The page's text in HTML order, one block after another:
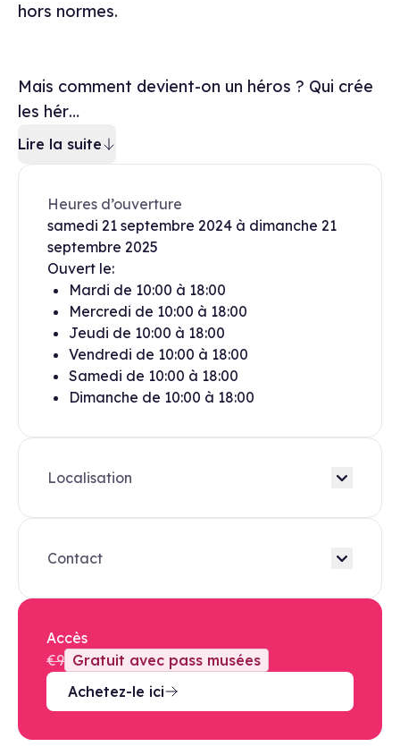
hors normes.
Mais comment devient-on un héros ? Qui crée
les hér…
Lire la suite
Heures d’ouverture
samedi 21 septembre 2024 à dimanche 21
septembre 2025
Ouvert le:
Mardi de 10:00 à 18:00
Mercredi de 10:00 à 18:00
Jeudi de 10:00 à 18:00
Vendredi de 10:00 à 18:00
Samedi de 10:00 à 18:00
Dimanche de 10:00 à 18:00
Localisation
Contact
Accès
€9 Gratuit avec pass musées
Achetez-le ici